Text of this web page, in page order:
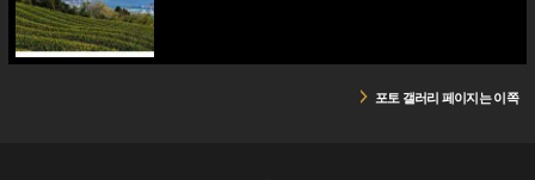
포토 갤러리 페이지는 이쪽